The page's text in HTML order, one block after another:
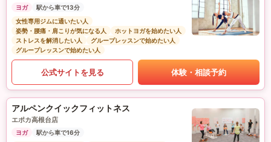
ヨガ
駅から車で13分
女性専用ジムに通いたい人
姿勢・腰痛・肩こりが気になる人
ホットヨガを始めたい人
ストレスを解消したい人
グループレッスンで始めたい人
グループレッスンで始めたい人
公式サイトを見る 体験・相談予約
アルペンクイックフィットネス
エポカ高根台店
ヨガ
駅から車で16分